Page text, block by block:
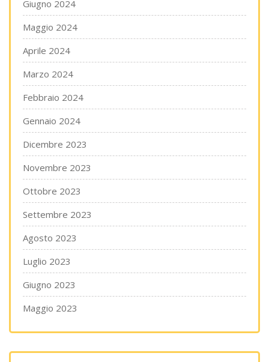
Giugno 2024
Maggio 2024
Aprile 2024
Marzo 2024
Febbraio 2024
Gennaio 2024
Dicembre 2023
Novembre 2023
Ottobre 2023
Settembre 2023
Agosto 2023
Luglio 2023
Giugno 2023
Maggio 2023